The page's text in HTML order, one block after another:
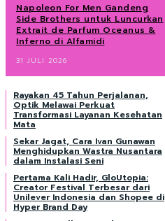
Napoleon For Men Gandeng
Side Brothers untuk Luncurkan
Extrait de Parfum Oceanus &
Inferno di Alfamidi
31 JULI 2026
Rayakan 45 Tahun Perjalanan,
Optik Melawai Perkuat
Transformasi Layanan Kesehatan
Mata
Sekar Jagat, Cara Ivan Gunawan
Menghidupkan Wastra Nusantara
dalam Instalasi Seni
Pertama Kali Hadir, GloUtopia:
Creator Festival Terbesar dari
Unilever Indonesia dan Shopee di
Hyper Brand Day